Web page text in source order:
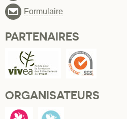
Formulaire
PARTENAIRES
ORGANISATEURS